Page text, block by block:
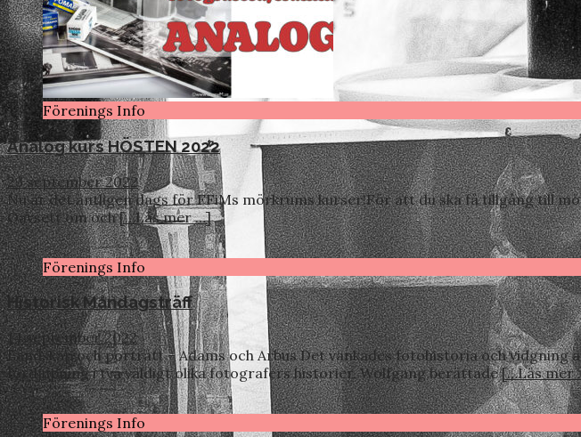
Förenings Info
Analog kurs HÖSTEN 2022
23 september 2022
Nu är det äntligen dags för FFiMs mörkrums kurser!För att du ska få tillgång till
Oavsett om och[…Läs mer …]
Förenings Info
Historisk Måndagsträff
14 september 2022
Landskap och porträtt – Adams och Arbus Det vankades fotohistoria och
fördjupning i två väldigt olika fotografers historier. Wolfgang berättade[…Läs mer
Förenings Info